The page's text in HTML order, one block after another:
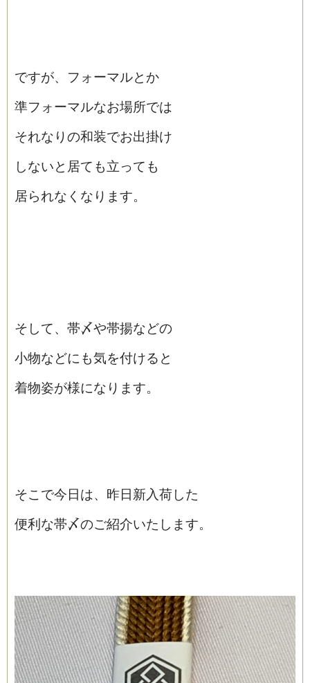
ですが、フォーマルとか
準フォーマルなお場所では
それなりの和装でお出掛け
しないと居ても立っても
居られなくなります。
そして、帯〆や帯揚などの
小物などにも気を付けると
着物姿が様になります。
そこで今日は、昨日新入荷した
便利な帯〆のご紹介いたします。